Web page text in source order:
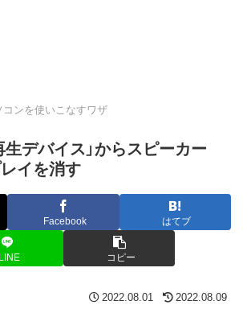
コンを使いこなすワザ
生デバイス」からスピーカー
イを消す
Facebook はてブ
LINE コピー
2022.08.01 2022.08.09